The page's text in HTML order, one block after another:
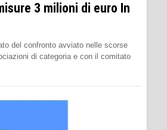
3 milioni di euro In
del confronto avviato nelle scorse
di categoria e con il comitato